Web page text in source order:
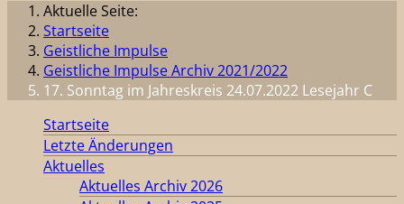
Aktuelle Seite:
Startseite
Geistliche Impulse
Geistliche Impulse Archiv 2021/2022
17. Sonntag im Jahreskreis 24.07.2022 Lesejahr C
Startseite
Letzte Änderungen
Aktuelles
Aktuelles Archiv 2026